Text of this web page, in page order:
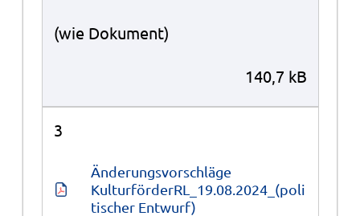
(wie Dokument)
140,7 kB
3
Änderungsvorschläge
KulturförderRL_19.08.2024_(poli
tischer Entwurf)